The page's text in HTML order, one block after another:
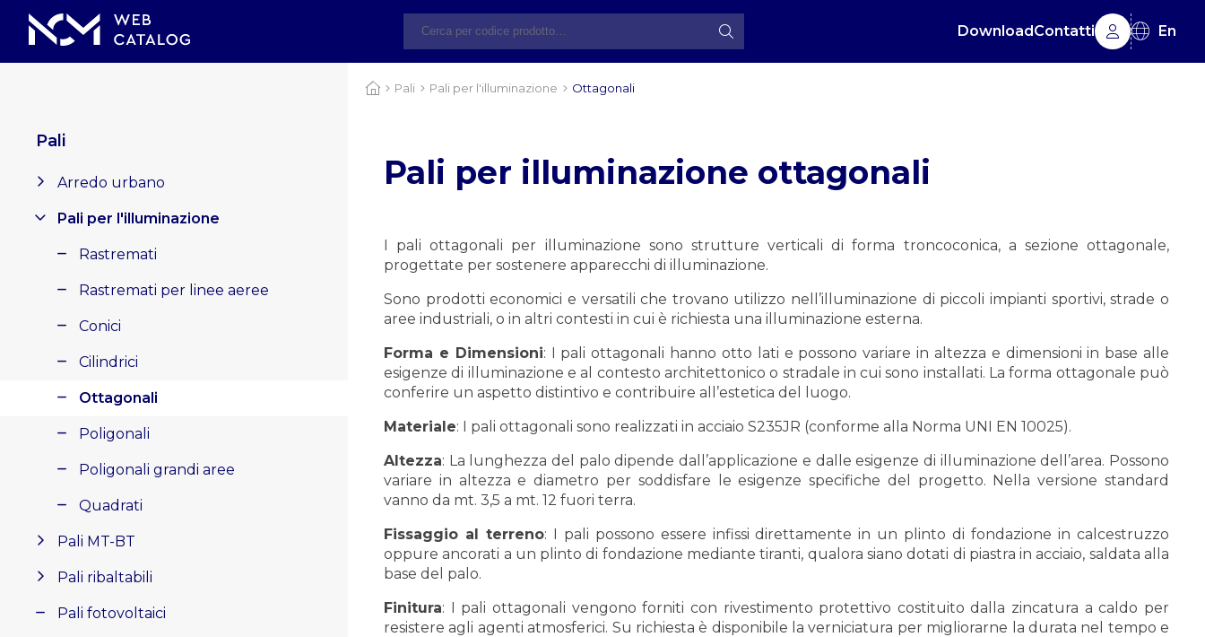
DownloadContatti En
Pali
Arredo urbano
Pali per l'illuminazione
Rastremati
Rastremati per linee aeree
Conici
Cilindrici
Ottagonali
Poligonali
Poligonali grandi aree
Quadrati
Pali MT-BT
Pali ribaltabili
Pali fotovoltaici
Pali Pali per l'illuminazione Ottagonali
Pali per illuminazione ottagonali
I pali ottagonali per illuminazione sono strutture verticali di forma troncoconica, a sezione ottagonale,
progettate per sostenere apparecchi di illuminazione.
Sono prodotti economici e versatili che trovano utilizzo nell’illuminazione di piccoli impianti sportivi, strade o
aree industriali, o in altri contesti in cui è richiesta una illuminazione esterna.
Forma e Dimensioni: I pali ottagonali hanno otto lati e possono variare in altezza e dimensioni in base alle
esigenze di illuminazione e al contesto architettonico o stradale in cui sono installati. La forma ottagonale può
conferire un aspetto distintivo e contribuire all’estetica del luogo.
Materiale: I pali ottagonali sono realizzati in acciaio S235JR (conforme alla Norma UNI EN 10025).
Altezza: La lunghezza del palo dipende dall’applicazione e dalle esigenze di illuminazione dell’area. Possono
variare in altezza e diametro per soddisfare le esigenze specifiche del progetto. Nella versione standard
vanno da mt. 3,5 a mt. 12 fuori terra.
Fissaggio al terreno: I pali possono essere infissi direttamente in un plinto di fondazione in calcestruzzo
oppure ancorati a un plinto di fondazione mediante tiranti, qualora siano dotati di piastra in acciaio, saldata alla
base del palo.
Finitura: I pali ottagonali vengono forniti con rivestimento protettivo costituito dalla zincatura a caldo per
resistere agli agenti atmosferici. Su richiesta è disponibile la verniciatura per migliorarne la durata nel tempo e